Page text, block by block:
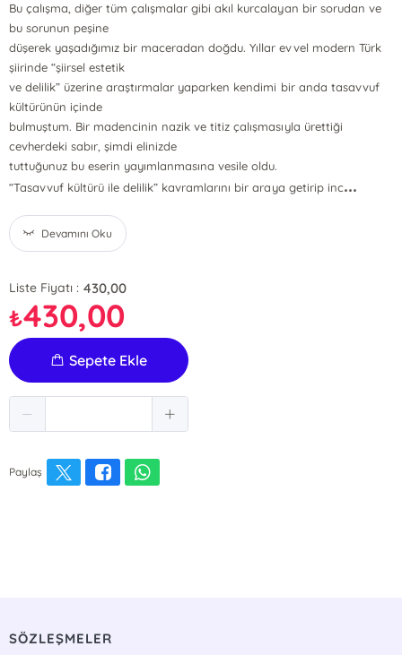
Bu çalışma, diğer tüm çalışmalar gibi akıl kurcalayan bir sorudan ve
bu sorunun peşine
düşerek yaşadığımız bir maceradan doğdu. Yıllar evvel modern Türk
şiirinde “şiirsel estetik
ve delilik” üzerine araştırmalar yaparken kendimi bir anda tasavvuf
kültürünün içinde
bulmuştum. Bir madencinin nazik ve titiz çalışmasıyla ürettiği
cevherdeki sabır, şimdi elinizde
tuttuğunuz bu eserin yayımlanmasına vesile oldu.
“Tasavvuf kültürü ile delilik” kavramlarını bir araya getirip inc...
Devamını Oku
Liste Fiyatı : 430,00
₺430,00
Sepete Ekle
Paylaş
SÖZLEŞMELER